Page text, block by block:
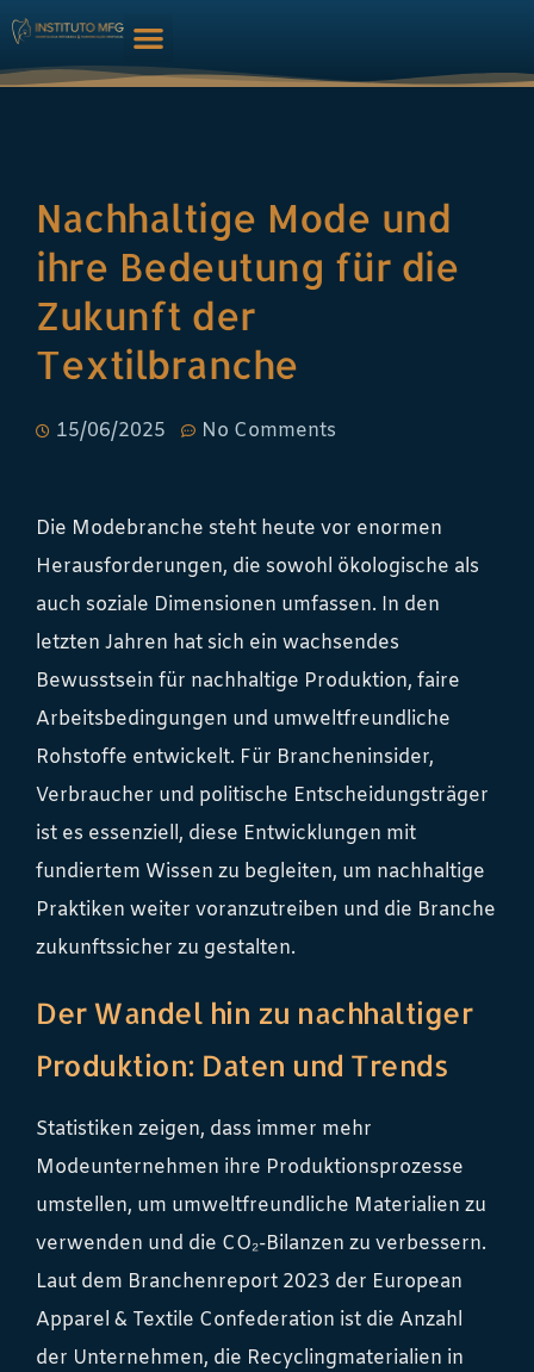
Nachhaltige Mode und
ihre Bedeutung für die
Zukunft der
Textilbranche
15/06/2025 No Comments
Die Modebranche steht heute vor enormen
Herausforderungen, die sowohl ökologische als
auch soziale Dimensionen umfassen. In den
letzten Jahren hat sich ein wachsendes
Bewusstsein für nachhaltige Produktion, faire
Arbeitsbedingungen und umweltfreundliche
Rohstoffe entwickelt. Für Brancheninsider,
Verbraucher und politische Entscheidungsträger
ist es essenziell, diese Entwicklungen mit
fundiertem Wissen zu begleiten, um nachhaltige
Praktiken weiter voranzutreiben und die Branche
zukunftssicher zu gestalten.
Der Wandel hin zu nachhaltiger
Produktion: Daten und Trends
Statistiken zeigen, dass immer mehr
Modeunternehmen ihre Produktionsprozesse
umstellen, um umweltfreundliche Materialien zu
verwenden und die CO₂-Bilanzen zu verbessern.
Laut dem Branchenreport 2023 der European
Apparel & Textile Confederation ist die Anzahl
der Unternehmen, die Recyclingmaterialien in